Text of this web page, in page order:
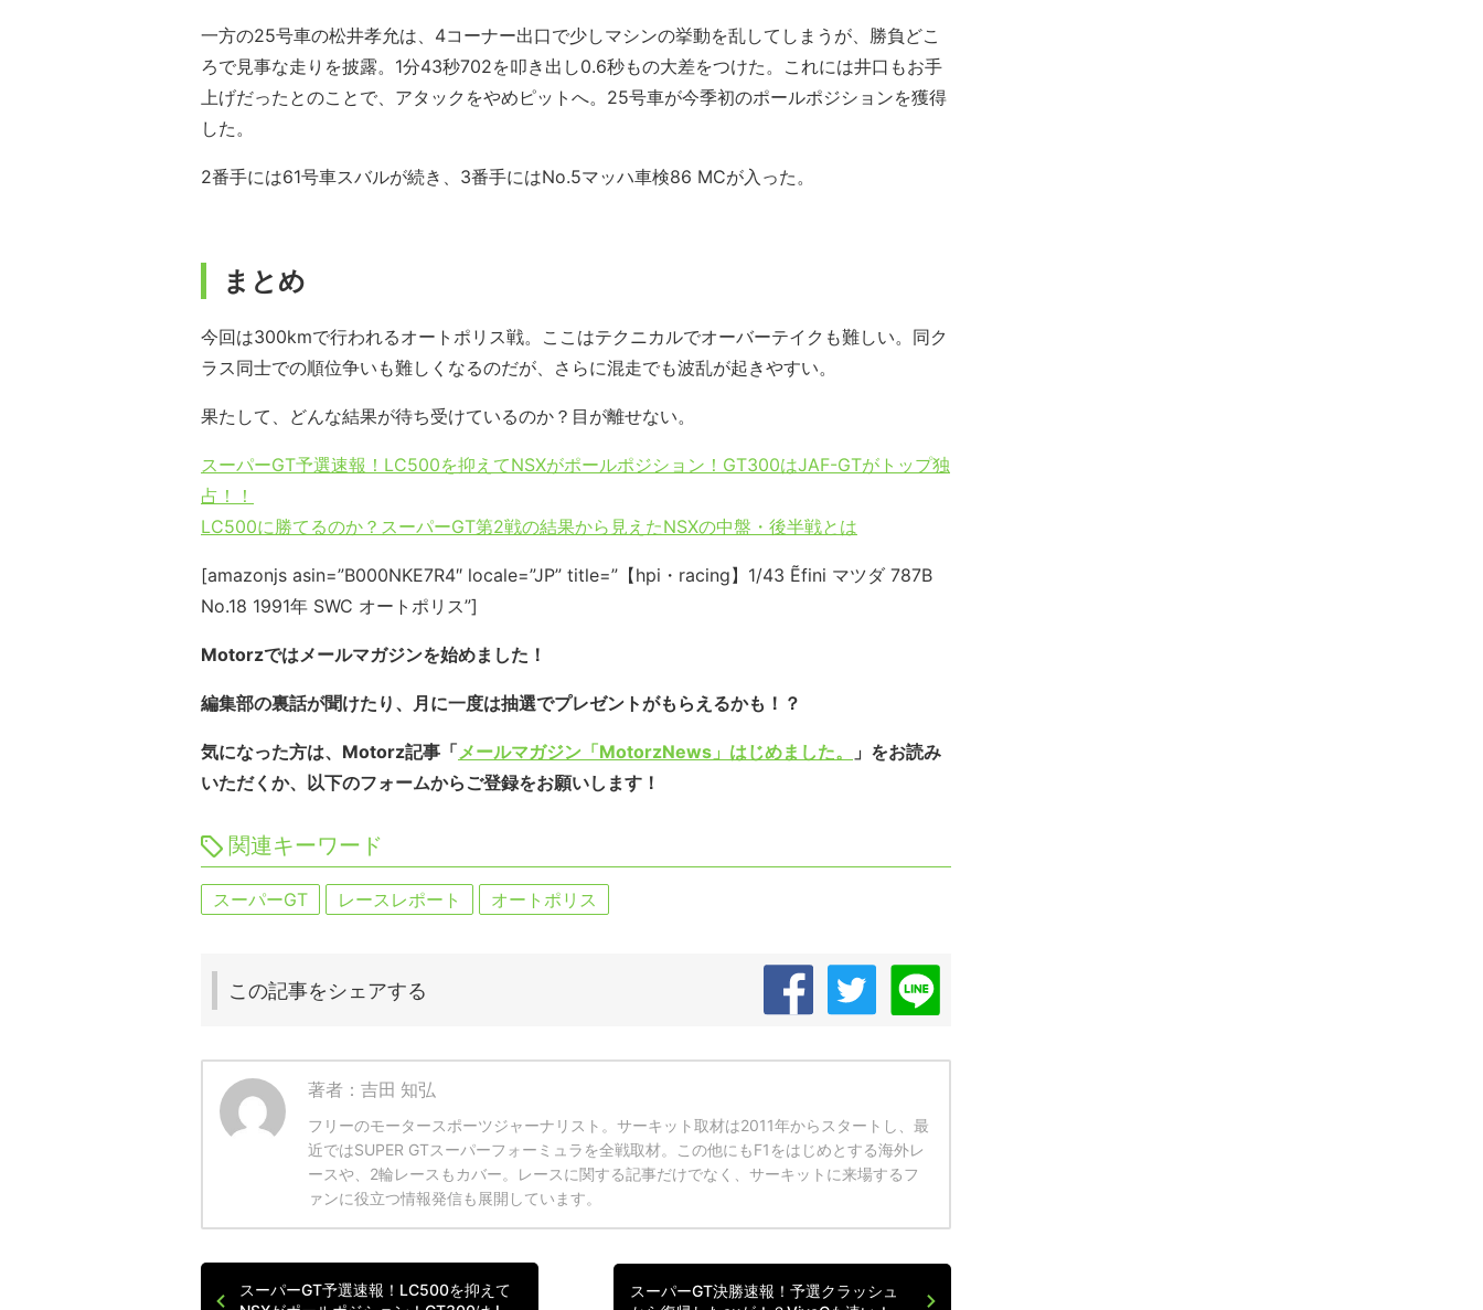
一方の25号車の松井孝允は、4コーナー出口で少しマシンの挙動を乱してしまうが、勝負どこ
ろで見事な走りを披露。1分43秒702を叩き出し0.6秒もの大差をつけた。これには井口もお手
上げだったとのことで、アタックをやめピットへ。25号車が今季初のポールポジションを獲得
した。
2番手には61号車スバルが続き、3番手にはNo.5マッハ車検86 MCが入った。
まとめ
今回は300kmで行われるオートポリス戦。ここはテクニカルでオーバーテイクも難しい。同ク
ラス同士での順位争いも難しくなるのだが、さらに混走でも波乱が起きやすい。
果たして、どんな結果が待ち受けているのか？目が離せない。
スーパーGT予選速報！LC500を抑えてNSXがポールポジション！GT300はJAF-GTがトップ独
占！！
LC500に勝てるのか？スーパーGT第2戦の結果から見えたNSXの中盤・後半戦とは
[amazonjs asin=”B000NKE7R4″ locale=”JP” title=”【hpi・racing】1/43 Ẽfini マツダ 787B
No.18 1991年 SWC オートポリス”]
Motorzではメールマガジンを始めました！
編集部の裏話が聞けたり、月に一度は抽選でプレゼントがもらえるかも！？
気になった方は、Motorz記事「メールマガジン「MotorzNews」はじめました。
」をお読み
いただくか、以下のフォームからご登録をお願いします！
関連キーワード
スーパーGT レースレポート オートポリス
この記事をシェアする
著者：吉田 知弘
フリーのモータースポーツジャーナリスト。サーキット取材は2011年からスタートし、最
近ではSUPER GTスーパーフォーミュラを全戦取材。この他にもF1をはじめとする海外レ
ースや、2輪レースもカバー。レースに関する記事だけでなく、サーキットに来場するフ
ァンに役立つ情報発信も展開しています。
スーパーGT予選速報！LC500を抑えて
スーパーGT決勝速報！予選クラッシュ